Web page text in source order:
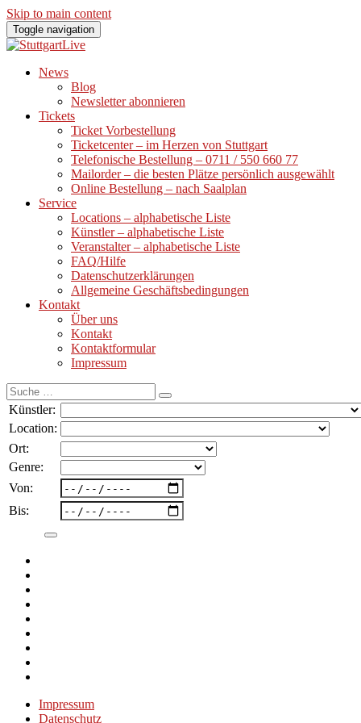
Skip to main content
Toggle navigation
News
Blog
Newsletter abonnieren
Tickets
Ticket Vorbestellung
Ticketcenter – im Herzen von Stuttgart
Telefonische Bestellung – 0711 / 550 660 77
Mailorder – die besten Plätze persönlich ausgewählt
Online Bestellung – nach Saalplan
Service
Locations – alphabetische Liste
Künstler – alphabetische Liste
Veranstalter – alphabetische Liste
FAQ/Hilfe
Datenschutzerklärungen
Allgemeine Geschäftsbedingungen
Kontakt
Über uns
Kontakt
Kontaktformular
Impressum
Suche
nach:
Künstler:
Location:
Ort:
Genre:
Von:
Bis:
Impressum
Datenschutz